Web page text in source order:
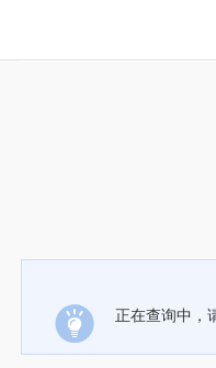
正在查询中，